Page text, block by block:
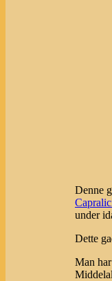
Denne
under
Dette
Man